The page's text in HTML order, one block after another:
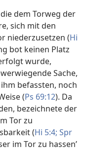
dem Torweg der
sich mit den
niederzusetzen (Hi
bot keinen Platz
wurde,
Sache,
befassten, noch
(Ps 69:12). Da
bezeichnete der
Tor zu
(Hi 5:4; Spr
im Tor zu hassen’